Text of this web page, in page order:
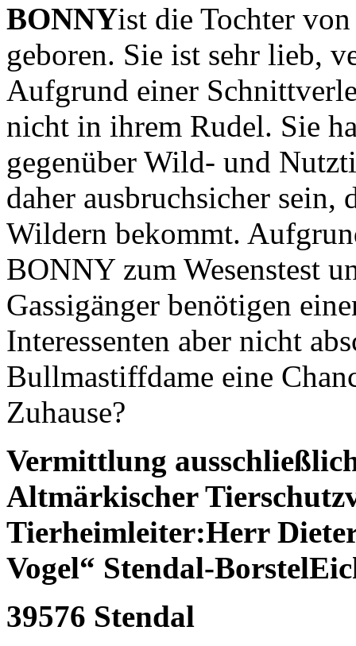
BONNYist die Tochter
geboren. Sie ist sehr lieb,
Aufgrund einer
nicht in ihrem Rudel. Sie
gegenüber Wild- und
daher ausbruchsicher sein,
Wildern bekommt.
BONNY zum Wesenstest
Gassigänger benötigen
Interessenten aber nicht
Bullmastiffdame eine
Zuhause?
Vermittlung
Altmärkischer
Tierheimleiter:Herr
Vogel“ Stendal-Borstel
39576 Stendal